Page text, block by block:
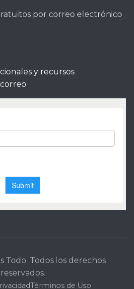
por correo electrónico
y recursos
Todo. Todos los derechos
reservados.
Términos de Uso